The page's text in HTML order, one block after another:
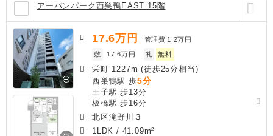
アーバンパーク西巣鴨EAST 15階
17.6万円 管理費 1.2万円
敷
17.6万円 礼 無料
栄町 1227m (徒歩25分相当)
西巣鴨駅 歩5分
王子駅 歩13分
板橋駅 歩16分
北区滝野川３
1LDK / 41.09m²